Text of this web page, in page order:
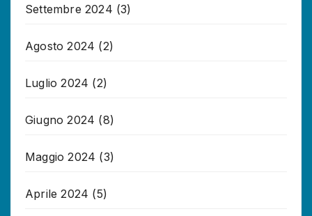
Settembre 2024 (3)
Agosto 2024 (2)
Luglio 2024 (2)
Giugno 2024 (8)
Maggio 2024 (3)
Aprile 2024 (5)